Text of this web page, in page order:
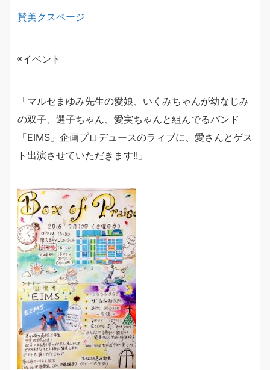
賛美クスページ
◉イベント
「マルセまゆみ先生の愛娘、いくみちゃんが幼なじみ
の双子、 選子ちゃん、愛実ちゃんと組んでるバンド
「EIMS」企画プロデュースのラィブに、 愛さんとゲス
ト出演させていただきます!!」